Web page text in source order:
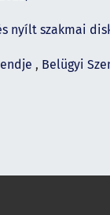
nyílt szakmai
, Belügyi